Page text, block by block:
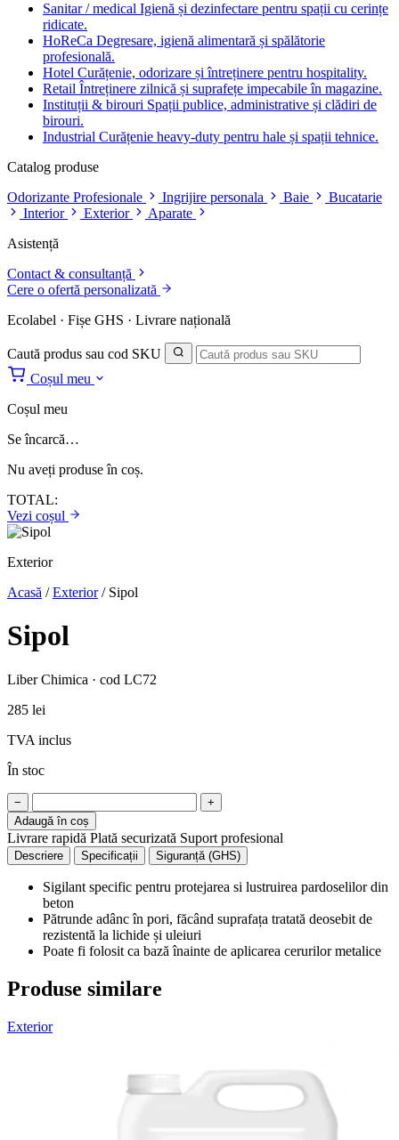
Sanitar / medical Igienă și dezinfectare pentru spații cu cerințe
ridicate.
HoReCa Degresare, igienă alimentară și spălătorie
profesională.
Hotel Curățenie, odorizare și întreținere pentru hospitality.
Retail Întreținere zilnică și suprafețe impecabile în magazine.
Instituții & birouri Spații publice, administrative și clădiri de
birouri.
Industrial Curățenie heavy-duty pentru hale și spații tehnice.
Catalog produse
Odorizante Profesionale
Ingrijire personala Baie
Bucatarie
Interior
Exterior
Aparate
Asistență
Contact & consultanță
Cere o ofertă personalizată
Ecolabel · Fișe GHS · Livrare națională
Caută produs sau cod SKU
Coșul meu
Coșul meu
Se încarcă…
Nu aveți produse în coș.
TOTAL:
Vezi coșul
Exterior
Acasă /Exterior/ Sipol
Sipol
Liber Chimica · cod LC72
285 lei
TVA inclus
În stoc
−
+
Adaugă în coș
Livrare rapidă Plată securizată Suport profesional
Descriere Specificații Siguranță (GHS)
Sigilant specific pentru protejarea si lustruirea pardoselilor din
beton
Pătrunde adânc în pori, făcând suprafața tratată deosebit de
rezistentă la lichide și uleiuri
Poate fi folosit ca bază înainte de aplicarea cerurilor metalice
Produse similare
Exterior